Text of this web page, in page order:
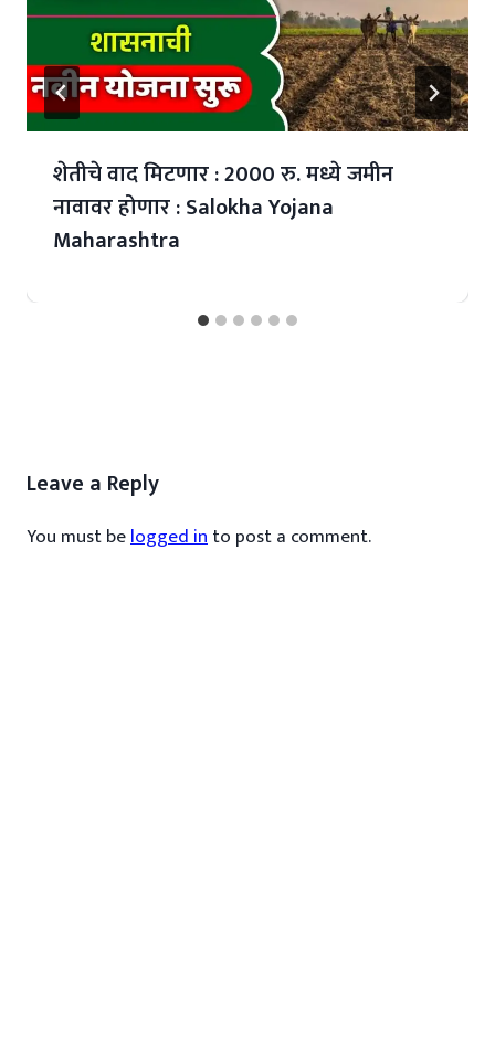
शेतीचे वाद मिटणार : 2000 रु. मध्ये जमीन
नावावर होणार : Salokha Yojana
Maharashtra
Leave a Reply
You must belogged into post a comment.